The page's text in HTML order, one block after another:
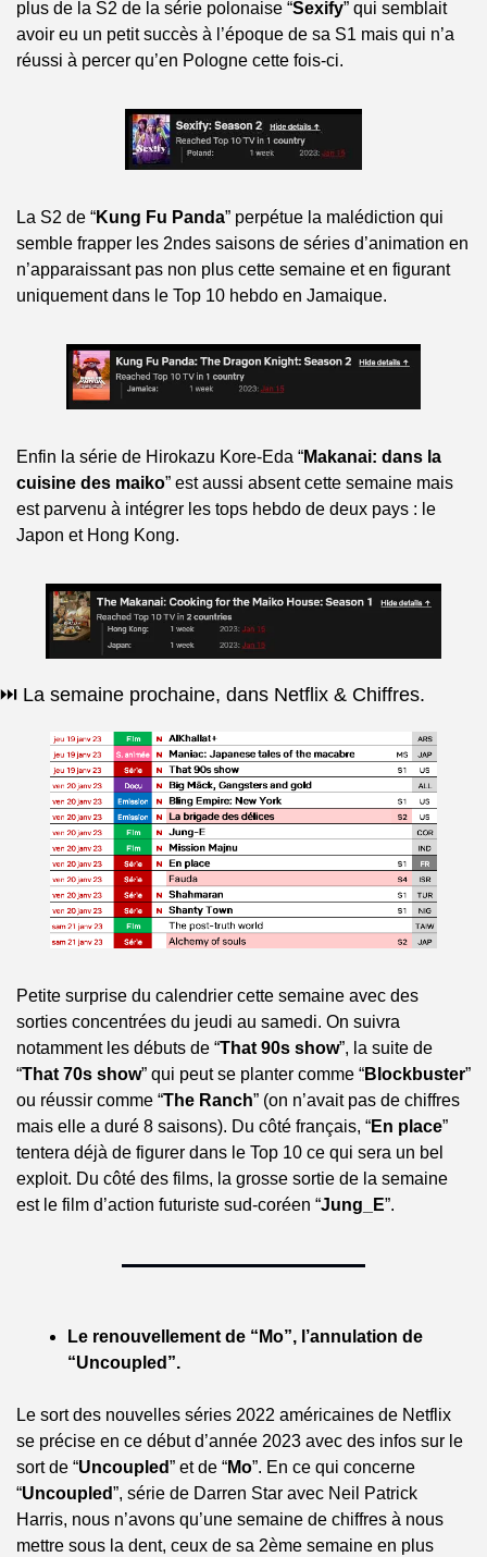
plus de la S2 de la série polonaise “Sexify” qui semblait
avoir eu un petit succès à l’époque de sa S1 mais qui n’a
réussi à percer qu’en Pologne cette fois-ci.
La S2 de “Kung Fu Panda” perpétue la malédiction qui
semble frapper les 2ndes saisons de séries d’animation en
n’apparaissant pas non plus cette semaine et en figurant
uniquement dans le Top 10 hebdo en Jamaique.
Enfin la série de Hirokazu Kore-Eda “Makanai: dans la
cuisine des maiko” est aussi absent cette semaine mais
est parvenu à intégrer les tops hebdo de deux pays : le
Japon et Hong Kong.
⏭️ La semaine prochaine, dans Netflix & Chiffres.
Petite surprise du calendrier cette semaine avec des
sorties concentrées du jeudi au samedi. On suivra
notamment les débuts de “That 90s show”, la suite de
“That 70s show” qui peut se planter comme “Blockbuster”
ou réussir comme “The Ranch” (on n’avait pas de chiffres
mais elle a duré 8 saisons). Du côté français, “En place”
tentera déjà de figurer dans le Top 10 ce qui sera un bel
exploit. Du côté des films, la grosse sortie de la semaine
est le film d’action futuriste sud-coréen “Jung_E”.
Le renouvellement de “Mo”, l’annulation de
“Uncoupled”.
Le sort des nouvelles séries 2022 américaines de Netflix
se précise en ce début d’année 2023 avec des infos sur le
sort de “Uncoupled” et de “Mo”. En ce qui concerne
“Uncoupled”, série de Darren Star avec Neil Patrick
Harris, nous n’avons qu’une semaine de chiffres à nous
mettre sous la dent, ceux de sa 2ème semaine en plus